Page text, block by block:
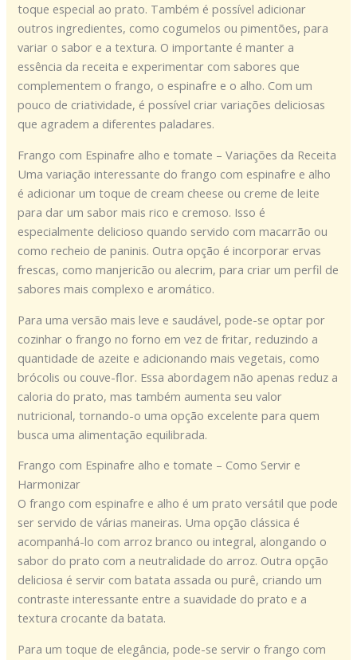
toque especial ao prato. Também é possível adicionar
outros ingredientes, como cogumelos ou pimentões, para
variar o sabor e a textura. O importante é manter a
essência da receita e experimentar com sabores que
complementem o frango, o espinafre e o alho. Com um
pouco de criatividade, é possível criar variações deliciosas
que agradem a diferentes paladares.
Frango com Espinafre alho e tomate – Variações da Receita
Uma variação interessante do frango com espinafre e alho
é adicionar um toque de cream cheese ou creme de leite
para dar um sabor mais rico e cremoso. Isso é
especialmente delicioso quando servido com macarrão ou
como recheio de paninis. Outra opção é incorporar ervas
frescas, como manjericão ou alecrim, para criar um perfil de
sabores mais complexo e aromático.
Para uma versão mais leve e saudável, pode-se optar por
cozinhar o frango no forno em vez de fritar, reduzindo a
quantidade de azeite e adicionando mais vegetais, como
brócolis ou couve-flor. Essa abordagem não apenas reduz a
caloria do prato, mas também aumenta seu valor
nutricional, tornando-o uma opção excelente para quem
busca uma alimentação equilibrada.
Frango com Espinafre alho e tomate – Como Servir e
Harmonizar
O frango com espinafre e alho é um prato versátil que pode
ser servido de várias maneiras. Uma opção clássica é
acompanhá-lo com arroz branco ou integral, alongando o
sabor do prato com a neutralidade do arroz. Outra opção
deliciosa é servir com batata assada ou purê, criando um
contraste interessante entre a suavidade do prato e a
textura crocante da batata.
Para um toque de elegância, pode-se servir o frango com